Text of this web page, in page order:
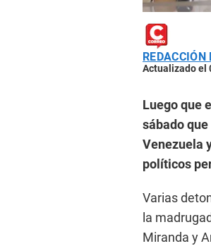
REDACCIÓN
Actualizado el
Luego que
sábado
Venezuela
políticos
Varias
la
Miranda y